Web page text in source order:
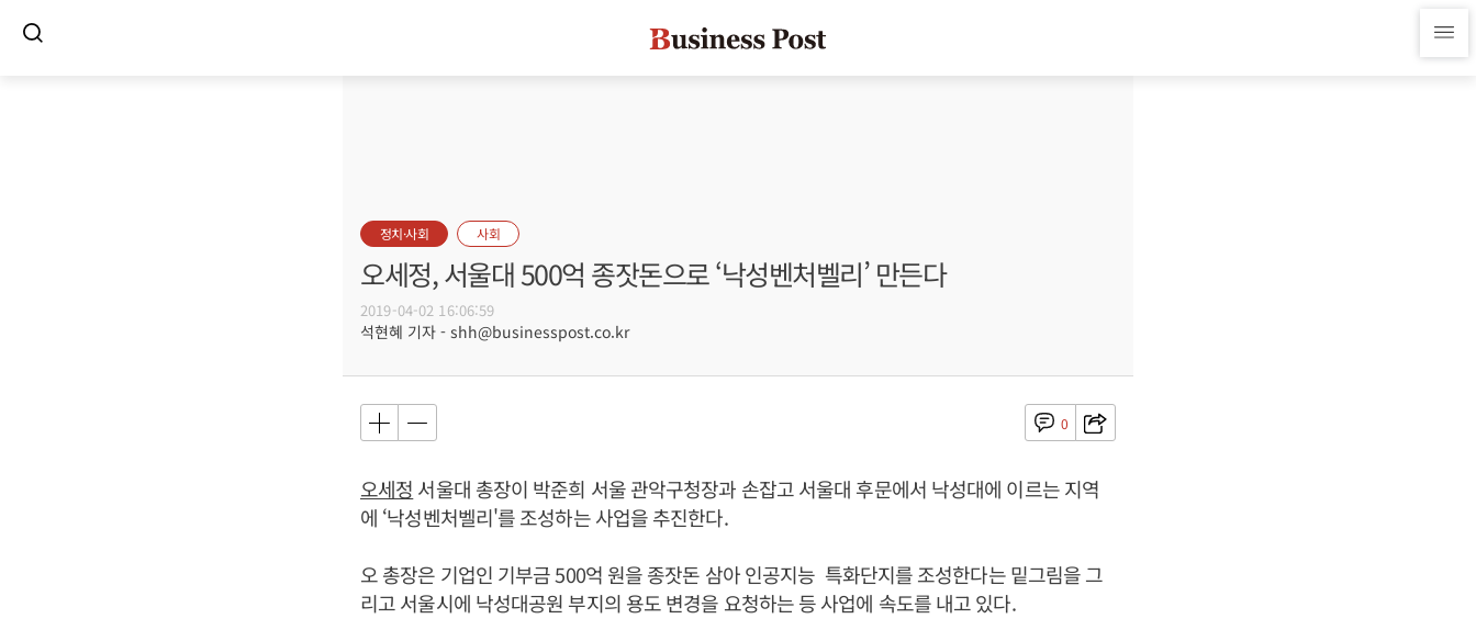
정치·사회 사회
오세정, 서울대 500억 종잣돈으로 ‘낙성벤처벨리’ 만든다
2019-04-02 16:06:59
석현혜 기자 - shh@businesspost.co.kr
0
오세정 서울대 총장이 박준희 서울 관악구청장과 손잡고 서울대 후문에서 낙성대에 이르는 지역
에 ‘낙성벤처벨리'를 조성하는 사업을 추진한다.
오 총장은 기업인 기부금 500억 원을 종잣돈 삼아 인공지능 특화단지를 조성한다는 밑그림을 그
리고 서울시에 낙성대공원 부지의 용도 변경을 요청하는 등 사업에 속도를 내고 있다.